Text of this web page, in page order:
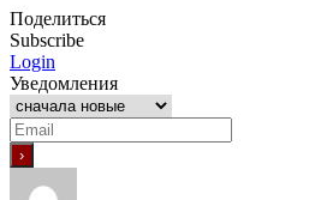
Поделиться
Subscribe
Login
Уведомления